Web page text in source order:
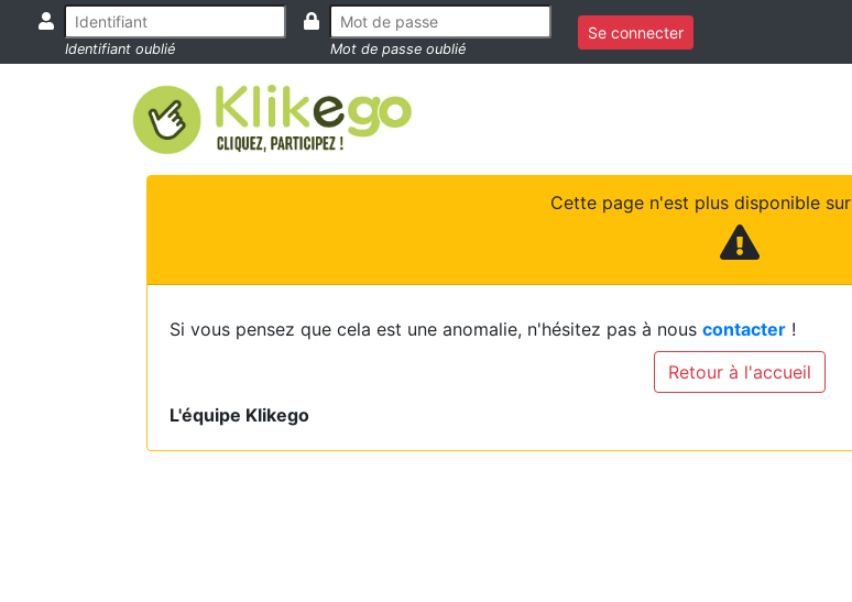
Identifiant oublié Mot de passe oublié
Se connecter
Cette page n'est plus disponible sur
Si vous pensez que cela est une anomalie, n'hésitez pas à nous contacter !
Retour à l'accueil
L'équipe Klikego